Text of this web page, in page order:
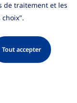
de traitement et les
choix".
Tout accepter